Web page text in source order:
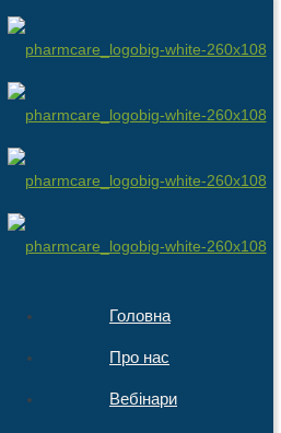
Головна
Про нас
Вебінари